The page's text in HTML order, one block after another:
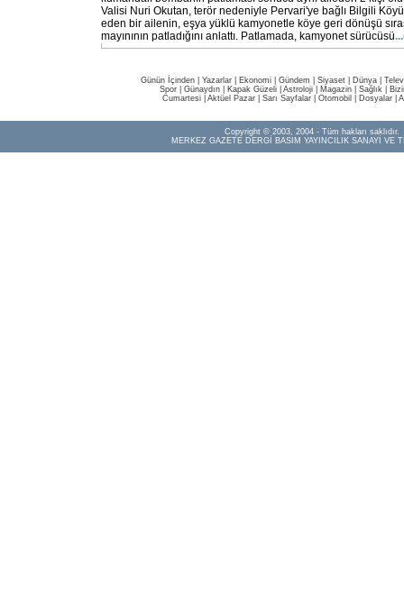
Valisi Nuri Okutan, terör nedeniyle Pervari'ye bağlı Bilgili
eden bir ailenin, eşya yüklü kamyonetle köye geri dönüşü
mayınının patladığını anlattı. Patlamada, kamyonet sürücüsü
Günün İçinden Yazarlar Ekonomi Gündem Siyaset Dünya |
Spor
Günaydın Kapak Güzeli Astroloji Magazin Sağlık
Cumartesi| Aktüel Pazar| Sarı Sayfalar| Otomobil Dosyalar|
Copyright © 2003, 2004 - Tüm hakları saklıdır.
MERKEZ GAZETE DERGİ BASIM YAYINCILIK SANAYİ VE